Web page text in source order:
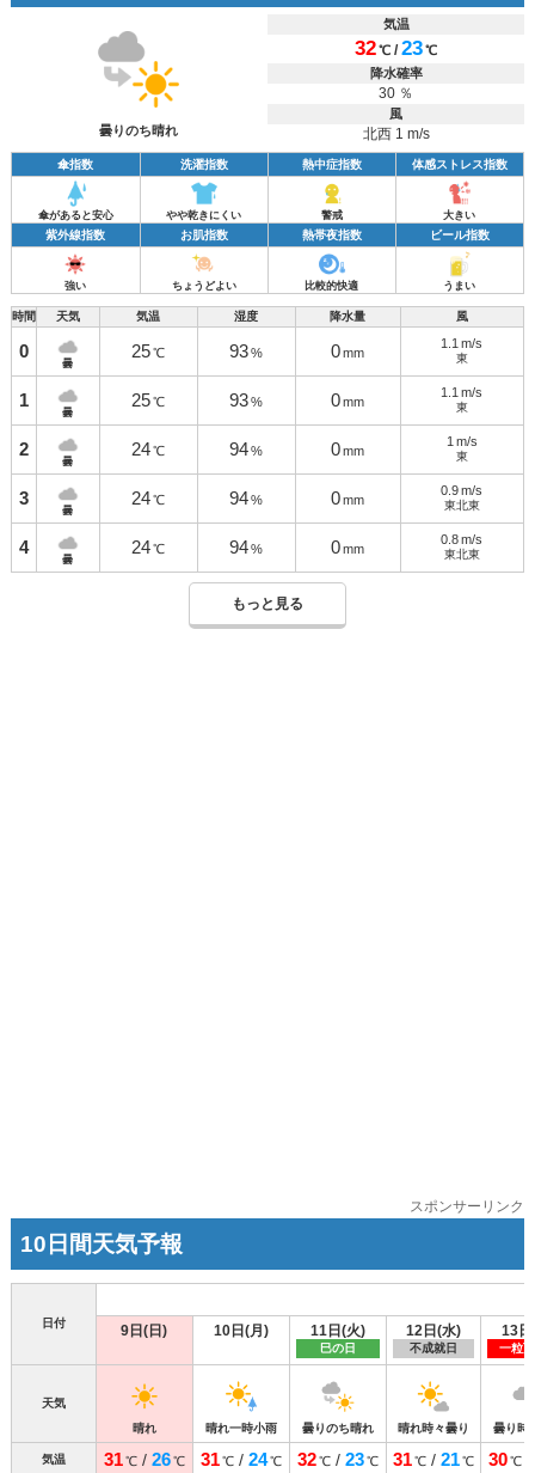
曇りのち晴れ
気温
32℃ /23℃
降水確率
30 ％
風
北西 1 m/s
傘指数 洗濯指数 熱中症指数 体感ストレス指数
傘があると安心 やや乾きにくい 警戒 大きい
紫外線指数 お肌指数 熱帯夜指数 ビール指数
強い ちょうどよい 比較的快適 うまい
時間 天気 気温 湿度 降水量 風
0
曇
25 ℃ 93 % 0 mm
1.1 m/s
東
1
曇
25 ℃ 93 % 0 mm
1.1 m/s
東
2
曇
24 ℃ 94 % 0 mm
1 m/s
東
3
曇
24 ℃ 94 % 0 mm
0.9 m/s
東北東
4
曇
24 ℃ 94 % 0 mm
0.8 m/s
東北東
もっと見る
スポンサーリンク
10日間天気予報
日付 9日(日) 10日(月) 11日(火)
巳の日
12日(水)
不成就日
13日
一粒
天気
晴れ
晴れ一時小雨 曇りのち晴れ 晴れ時々曇り 曇り時
気温 31℃/ 26℃ 31℃/ 24℃ 32℃/ 23℃ 31℃/ 21℃ 30℃/